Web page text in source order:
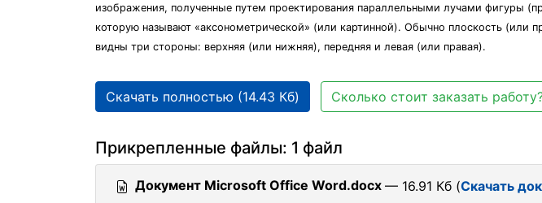
изображения, полученные путем проектирования параллельными лучами фигуры
которую называют «аксонометрической» (или картинной). Обычно плоскость (или
видны три стороны: верхняя (или нижняя), передняя и левая (или правая).
Скачать полностью (14.43 Кб) Сколько стоит заказать
Прикрепленные файлы: 1 файл
Документ Microsoft Office Word.docx — 16.91 Кб (Скачать